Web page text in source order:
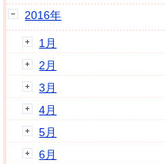
2016年
1月
2月
3月
4月
5月
6月